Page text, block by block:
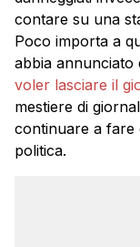
contare su una
Poco importa a
abbia annunciato
voler lasciare il
mestiere di
continuare a
politica.